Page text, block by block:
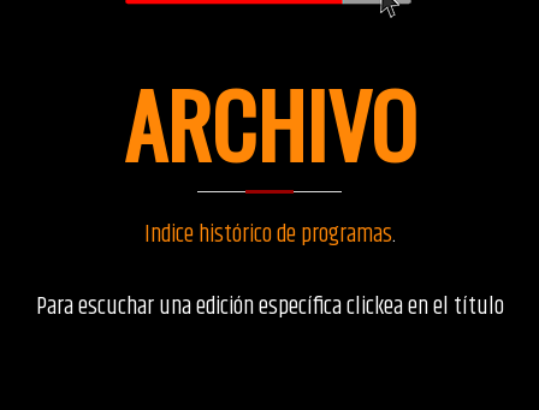
ARCHIVO
Indice histórico de programas.
Para escuchar una edición específica clickea en el título